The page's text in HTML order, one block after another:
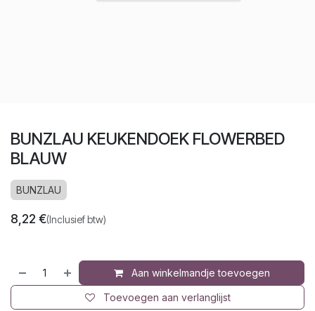
BUNZLAU KEUKENDOEK FLOWERBED
BLAUW
BUNZLAU
8,22 €(Inclusief btw)
Aan winkelmandje toevoegen
Toevoegen aan verlanglijst